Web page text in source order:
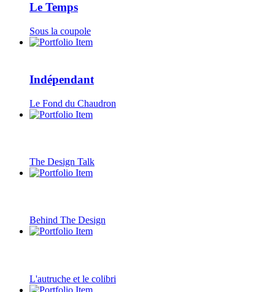
Le Temps
Sous la coupole
Indépendant
Le Fond du Chaudron
The Design Talk
Behind The Design
L'autruche et le colibri